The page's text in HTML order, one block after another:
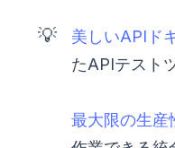
💡 美しいAPIド
たAPIテスト
最大限の生産